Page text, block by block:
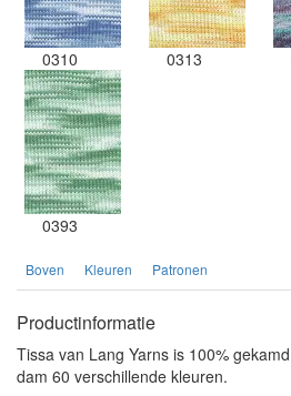
0310 0313
0393
Boven Kleuren Patronen
Productinformatie
Tissa van Lang Yarns is 100%
dam 60 verschillende kleuren.